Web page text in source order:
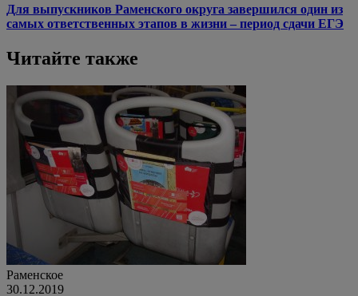
Для выпускников Раменского округа завершился один из
самых ответственных этапов в жизни – период сдачи ЕГЭ
Читайте также
Раменское
30.12.2019